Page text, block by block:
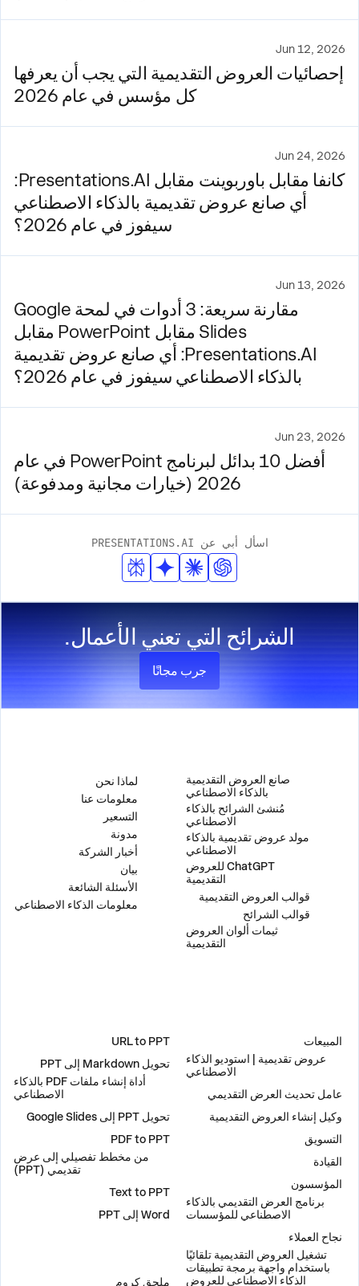
Jun 12, 2026
إحصائيات العروض التقديمية التي يجب أن يعرفها
كل مؤسس في عام 2026
Jun 24, 2026
كانفا مقابل باوربوينت مقابل Presentations.AI:
أي صانع عروض تقديمية بالذكاء الاصطناعي
سيفوز في عام 2026؟
Jun 13, 2026
مقارنة سريعة: 3 أدوات في لمحة Google
Slides مقابل PowerPoint مقابل
Presentations.AI: أي صانع عروض تقديمية
بالذكاء الاصطناعي سيفوز في عام 2026؟
Jun 23, 2026
أفضل 10 بدائل لبرنامج PowerPoint في عام
2026 (خيارات مجانية ومدفوعة)
اسأل أبي عن PRESENTATIONS.AI
الشرائح التي تعني الأعمال.
جرب مجانًا
صانع العروض التقديمية
بالذكاء الاصطناعي
مُنشئ الشرائح بالذكاء
الاصطناعي
مولد عروض تقديمية بالذكاء
الاصطناعي
ChatGPT للعروض
التقديمية
قوالب العروض التقديمية
قوالب الشرائح
ثيمات ألوان العروض
التقديمية
لماذا نحن
معلومات عنا
التسعير
مدونة
أخبار الشركة
بيان
الأسئلة الشائعة
معلومات الذكاء الاصطناعي
المبيعات
عروض تقديمية | استوديو الذكاء
الاصطناعي
عامل تحديث العرض التقديمي
وكيل إنشاء العروض التقديمية
التسويق
القيادة
المؤسسون
برنامج العرض التقديمي بالذكاء
الاصطناعي للمؤسسات
نجاح العملاء
تشغيل العروض التقديمية تلقائيًا
باستخدام واجهة برمجة تطبيقات
الذكاء الاصطناعي للعروض
URL to PPT
تحويل Markdown إلى PPT
أداة إنشاء ملفات PDF بالذكاء
الاصطناعي
تحويل PPT إلى Google Slides
PDF to PPT
من مخطط تفصيلي إلى عرض
تقديمي (PPT)
Text to PPT
Word إلى PPT
ملحق كروم